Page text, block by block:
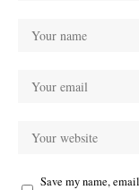
Save my name,